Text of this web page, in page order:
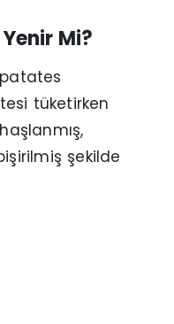
Mi?
tüketirken
şekilde